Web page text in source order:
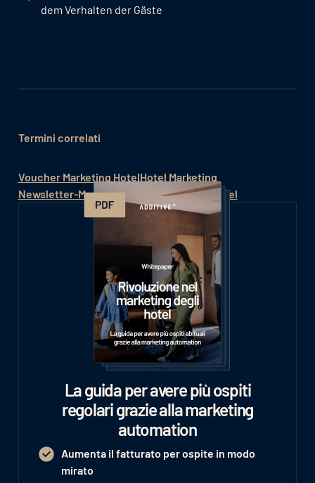
dem Verhalten der Gäste
Termini correlati
Voucher Marketing HotelHotel Marketing
Newsletter-Marketing Digital Marketing Hotel
La guida per avere più ospiti
regolari grazie alla marketing
automation
Aumenta il fatturato per ospite in modo
mirato